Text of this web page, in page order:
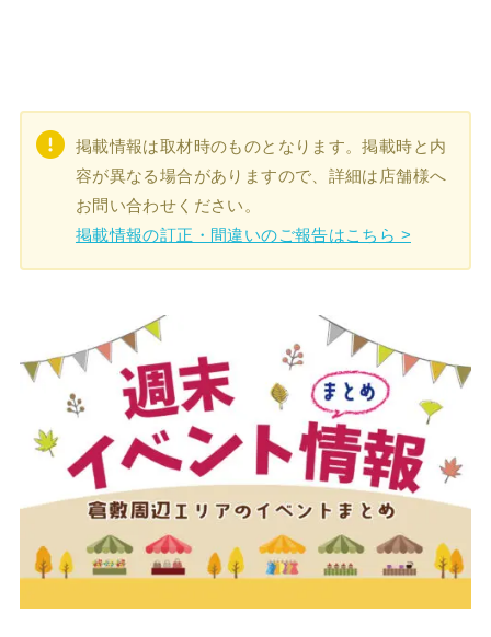
掲載情報は取材時のものとなります。掲載時と内
容が異なる場合がありますので、詳細は店舗様へ
お問い合わせください。
掲載情報の訂正・間違いのご報告はこちら >